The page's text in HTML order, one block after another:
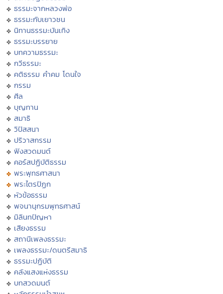
ธรรมะจากหลวงพ่อ
ธรรมะกับเยาวชน
นิทานธรรมะบันเทิง
ธรรมะบรรยาย
บทความธรรมะ
กวีธรรมะ
คติธรรม คำคม โดนใจ
กรรม
ศีล
บุญทาน
สมาธิ
วิปัสสนา
ปริวาสกรรม
ฟังสวดมนต์
คอร์สปฏิบัติธรรม
พระพุทธศาสนา
พระไตรปิฏก
หัวข้อธรรม
พจนานุกรมพุทธศาสน์
มิลินทปัญหา
เสียงธรรม
สถานีเพลงธรรมะ
เพลงธรรมะ/ดนตรีสมาธิ
ธรรมะปฏิบัติ
คลังแสงแห่งธรรม
บทสวดมนต์